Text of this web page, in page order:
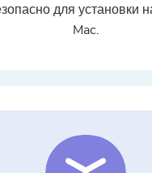
для установки
Mac.